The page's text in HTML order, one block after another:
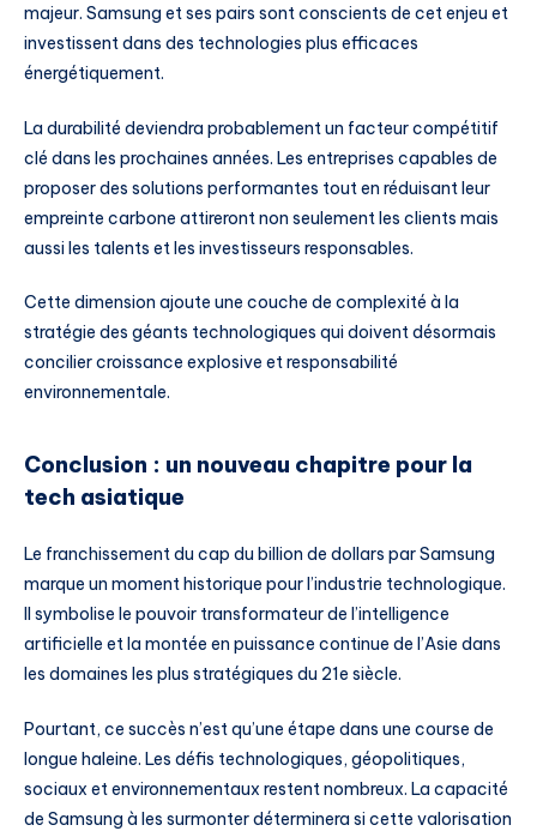
majeur. Samsung et ses pairs sont conscients de cet enjeu et
investissent dans des technologies plus efficaces
énergétiquement.
La durabilité deviendra probablement un facteur compétitif
clé dans les prochaines années. Les entreprises capables de
proposer des solutions performantes tout en réduisant leur
empreinte carbone attireront non seulement les clients mais
aussi les talents et les investisseurs responsables.
Cette dimension ajoute une couche de complexité à la
stratégie des géants technologiques qui doivent désormais
concilier croissance explosive et responsabilité
environnementale.
Conclusion : un nouveau chapitre pour la
tech asiatique
Le franchissement du cap du billion de dollars par Samsung
marque un moment historique pour l’industrie technologique.
Il symbolise le pouvoir transformateur de l’intelligence
artificielle et la montée en puissance continue de l’Asie dans
les domaines les plus stratégiques du 21e siècle.
Pourtant, ce succès n’est qu’une étape dans une course de
longue haleine. Les défis technologiques, géopolitiques,
sociaux et environnementaux restent nombreux. La capacité
de Samsung à les surmonter déterminera si cette valorisation